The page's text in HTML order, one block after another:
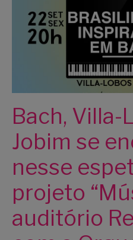
Bach, Villa-
Jobim se
nesse
projeto
auditório